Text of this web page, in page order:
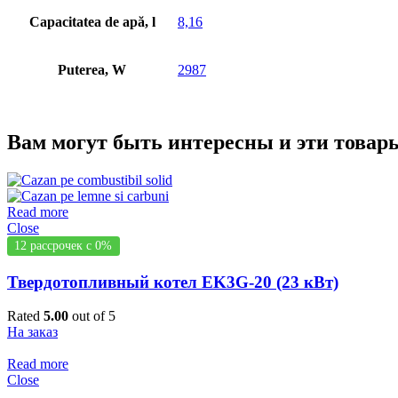
Capacitatea de apă, l 8,16
Puterea, W 2987
Вам могут быть интересны и эти
Read more
Close
12 рассрочек с 0%
Твердотопливный котел EK3G-20 (23 кВт)
Rated 5.00 out of 5
На заказ
Read more
Close